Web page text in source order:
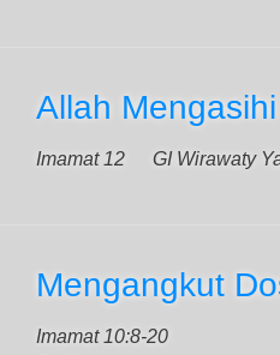
Allah
Imamat 12 GI Wirawaty
Mengangkut
Imamat 10:8-20